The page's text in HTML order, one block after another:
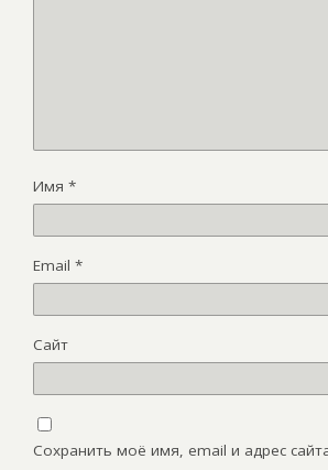
Имя *
Email *
Сайт
Сохранить моё имя, email и адрес